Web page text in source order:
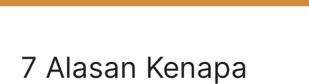
7 Alasan Kenapa